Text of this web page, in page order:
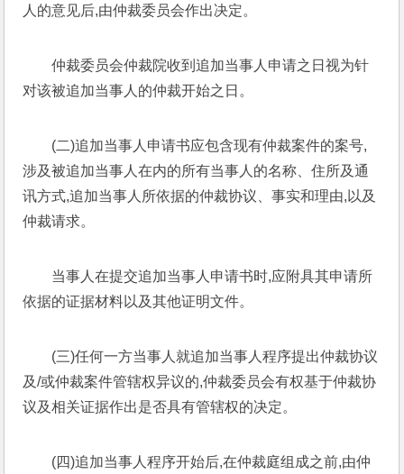
人的意见后,由仲裁委员会作出决定。
仲裁委员会仲裁院收到追加当事人申请之日视为针
对该被追加当事人的仲裁开始之日。
(二)追加当事人申请书应包含现有仲裁案件的案号,
涉及被追加当事人在内的所有当事人的名称、住所及通
讯方式,追加当事人所依据的仲裁协议、事实和理由,以及
仲裁请求。
当事人在提交追加当事人申请书时,应附具其申请所
依据的证据材料以及其他证明文件。
(三)任何一方当事人就追加当事人程序提出仲裁协议
及/或仲裁案件管辖权异议的,仲裁委员会有权基于仲裁协
议及相关证据作出是否具有管辖权的决定。
(四)追加当事人程序开始后,在仲裁庭组成之前,由仲